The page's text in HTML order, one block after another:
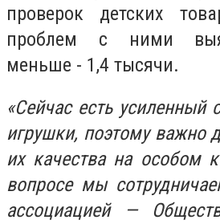
проверок детских
проблем с ними
меньше - 1,4 тысячи.
«Сейчас есть усиленный
игрушки, поэтому важно
их качества на особом
вопросе мы
ассоциацией —